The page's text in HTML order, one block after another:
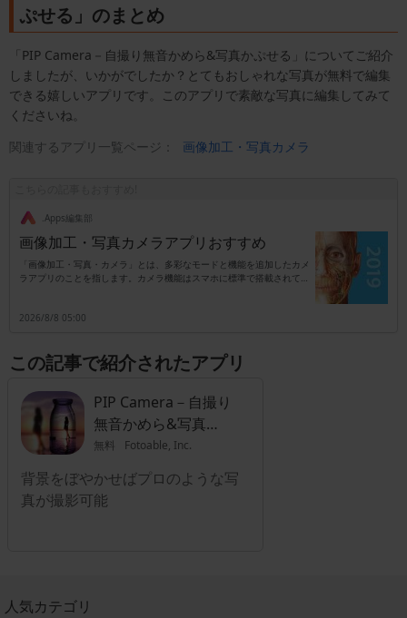
ぷせる」のまとめ
「PIP Camera－自撮り無音かめら&写真かぷせる」についてご紹介
しましたが、いかがでしたか？とてもおしゃれな写真が無料で編集
できる嬉しいアプリです。このアプリで素敵な写真に編集してみて
くださいね。
関連するアプリ一覧ページ：
画像加工・写真カメラ
.Apps編集部
画像加工・写真カメラアプリおすすめ
「画像加工・写真・カメラ」とは、多彩なモードと機能を追加したカメ
ラアプリのことを指します。カメラ機能はスマホに標準で搭載されてい
後に加工を行うタイプなどがあり、これらのタイプがセットになってい
肌を白くしたり可愛いカラーで全体を覆ったりも可能で、SNSを利用し
ている人のサポートアイテムとしても便利です。本来の画素数をアップ
きるカテゴリとなります。
2026/8/8 05:00
この記事で紹介されたアプリ
PIP Camera－自撮り
無音かめら&写真か
ぷせる
無料 Fotoable, Inc.
背景をぼやかせばプロのような写
真が撮影可能
人気カテゴリ